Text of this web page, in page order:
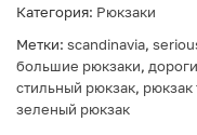
Категория: Рюкзаки
Метки: scandinavia,
большие рюкзаки,
стильный рюкзак, рюкзак
зеленый рюкзак